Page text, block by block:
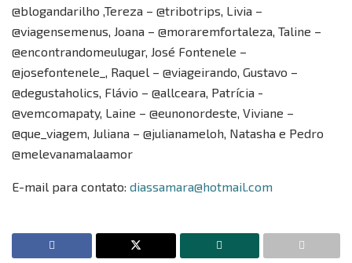
@blogandarilho ,Tereza – @tribotrips, Livia –
@viagensemenus, Joana – @moraremfortaleza, Taline –
@encontrandomeulugar, José Fontenele –
@josefontenele_, Raquel – @viageirando, Gustavo –
@degustaholics, Flávio – @allceara, Patrícia -
@vemcomapaty, Laine – @eunonordeste, Viviane –
@que_viagem, Juliana – @julianameloh, Natasha e Pedro
@melevanamalaamor
E-mail para contato: diassamara@hotmail.com